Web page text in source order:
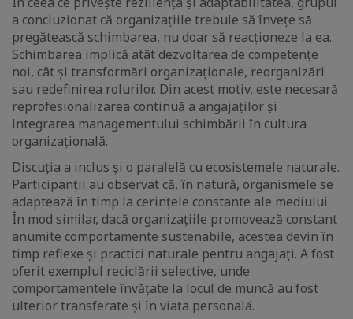
a concluzionat că organizațiile trebuie să învețe să
pregătească schimbarea, nu doar să reacționeze la ea.
Schimbarea implică atât dezvoltarea de competențe
noi, cât și transformări organizaționale, reorganizări
sau redefinirea rolurilor. Din acest motiv, este necesară
reprofesionalizarea continuă a angajaților și
integrarea managementului schimbării în cultura
organizațională.
Discuția a inclus și o paralelă cu ecosistemele naturale.
Participanții au observat că, în natură, organismele se
adaptează în timp la cerințele constante ale mediului.
În mod similar, dacă organizațiile promovează constant
anumite comportamente sustenabile, acestea devin în
timp reflexe și practici naturale pentru angajați. A fost
oferit exemplul reciclării selective, unde
comportamentele învățate la locul de muncă au fost
ulterior transferate și în viața personală.